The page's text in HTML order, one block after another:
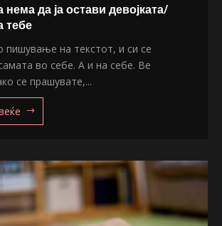
нема да ја остави девојката/
тебе
пишување на текстот, и си се
во себе. А и на себе. Ве
се прашувате,...